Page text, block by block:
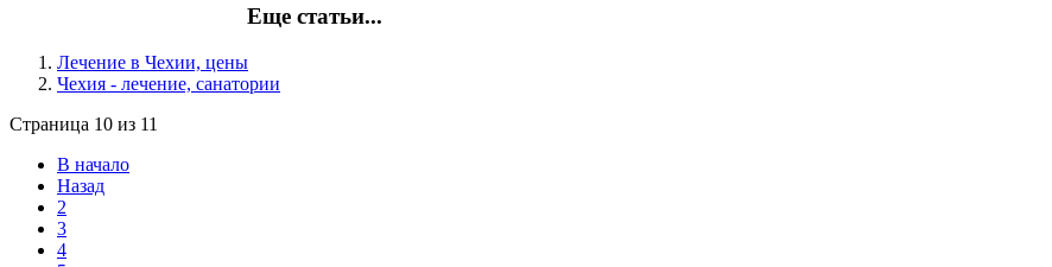
Еще статьи...
Лечение в Чехии, цены
Чехия - лечение, санатории
Страница 10 из 11
В начало
Назад
2
3
4